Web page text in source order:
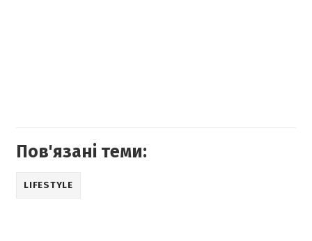
Пов'язані теми:
LIFESTYLE